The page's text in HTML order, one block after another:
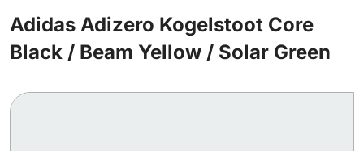
Adidas Adizero Kogelstoot Core
Black / Beam Yellow / Solar Green